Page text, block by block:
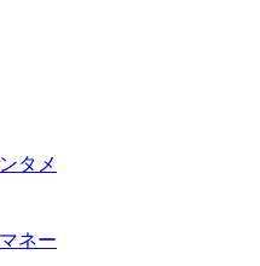
タメ
ネー